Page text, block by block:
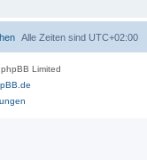
Alle Zeiten sind UTC+02:00
Limited